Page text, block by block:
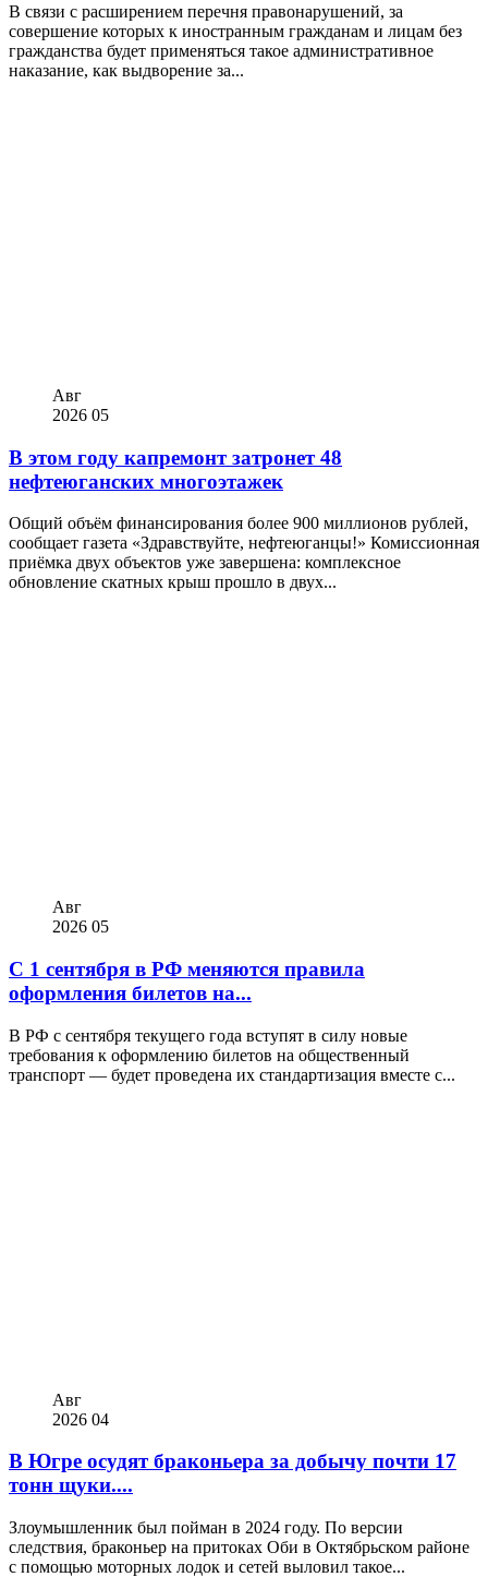
В связи с расширением перечня правонарушений, за
совершение которых к иностранным гражданам и лицам без
гражданства будет применяться такое административное
наказание, как выдворение за...
Авг
2026 05
В этом году капремонт затронет 48
нефтеюганских многоэтажек
Общий объём финансирования более 900 миллионов рублей,
сообщает газета «Здравствуйте, нефтеюганцы!» Комиссионная
приёмка двух объектов уже завершена: комплексное
обновление скатных крыш прошло в двух...
Авг
2026 05
С 1 сентября в РФ меняются правила
оформления билетов на...
В РФ с сентября текущего года вступят в силу новые
требования к оформлению билетов на общественный
транспорт — будет проведена их стандартизация вместе с...
Авг
2026 04
В Югре осудят браконьера за добычу почти 17
тонн щуки....
Злоумышленник был пойман в 2024 году. По версии
следствия, браконьер на притоках Оби в Октябрьском районе
с помощью моторных лодок и сетей выловил такое...